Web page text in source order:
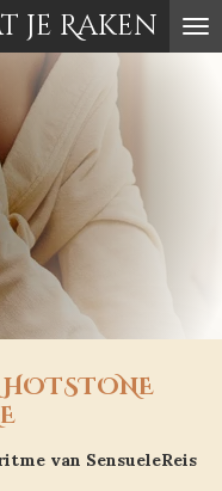
je Raken
van SensueleReis